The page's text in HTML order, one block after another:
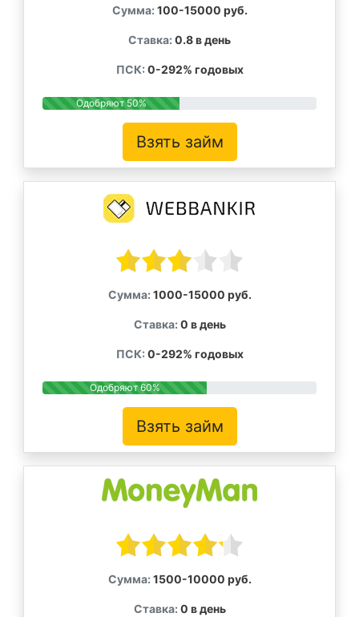
Сумма: 100-15000 руб.
Ставка: 0.8 в день
ПСК: 0-292% годовых
Одобряют 50%
Взять займ
Сумма: 1000-15000 руб.
Ставка: 0 в день
ПСК: 0-292% годовых
Одобряют 60%
Взять займ
Сумма: 1500-10000 руб.
Ставка: 0 в день